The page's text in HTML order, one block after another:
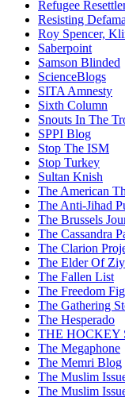
Refugee
Resisting
Roy Spencer,
Saberpoint
Samson Blinded
ScienceBlogs
SITA Amnesty
Sixth Column
Snouts In The
SPPI Blog
Stop The ISM
Stop Turkey
Sultan Knish
The American
The Anti-Jihad
The Brussels
The Cassandra
The Clarion
The Elder Of
The Fallen List
The Freedom
The Gathering
The Hesperado
THE HOCKEY
The Megaphone
The Memri Blog
The Muslim
The Muslim